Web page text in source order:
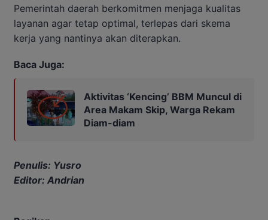
Pemerintah daerah berkomitmen menjaga kualitas
layanan agar tetap optimal, terlepas dari skema
kerja yang nantinya akan diterapkan.
Baca Juga:
Aktivitas ‘Kencing’ BBM Muncul di
Area Makam Skip, Warga Rekam
Diam-diam
Penulis: Yusro
Editor: Andrian